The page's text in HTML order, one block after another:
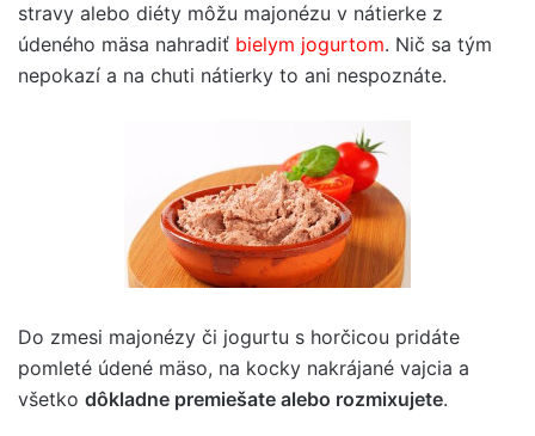
stravy alebo diéty môžu majonézu v nátierke z
údeného mäsa nahradiť bielym jogurtom. Nič sa tým
nepokazí a na chuti nátierky to ani nespoznáte.
Do zmesi majonézy či jogurtu s horčicou pridáte
pomleté ​​údené mäso, na kocky nakrájané vajcia a
všetko dôkladne premiešate alebo rozmixujete.